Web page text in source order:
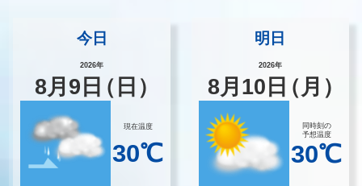
今日
2026年
8月 9 日（日）
現在温度
30℃
明日
2026年
8月 10 日（月）
同時刻の
予想温度
30℃